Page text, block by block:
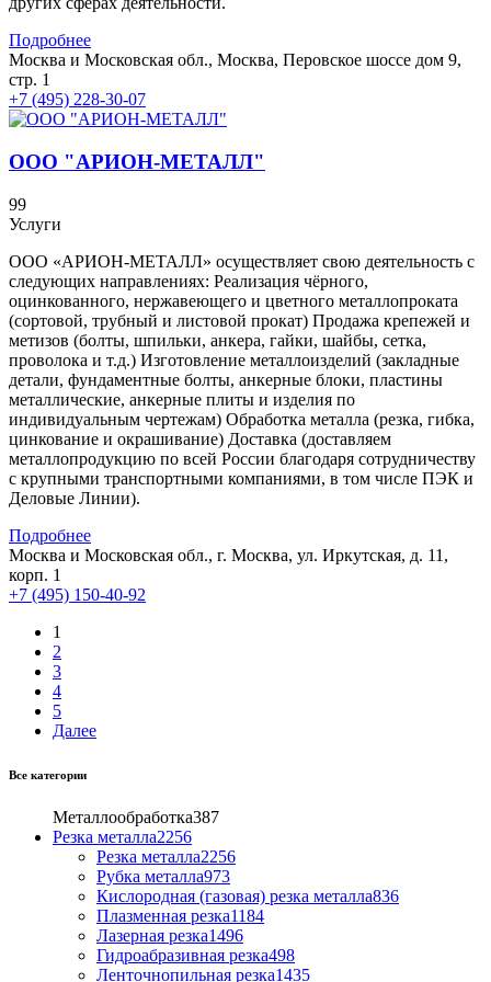
Подробнее
Москва и Московская обл., Москва, Перовское шоссе дом 9,
стр. 1
+7 (495) 228-30-07
ООО "АРИОН-МЕТАЛЛ"
99
Услуги
ООО «АРИОН-МЕТАЛЛ» осуществляет свою деятельность с
следующих направлениях: Реализация чёрного,
оцинкованного, нержавеющего и цветного металлопроката
(сортовой, трубный и листовой прокат) Продажа крепежей и
метизов (болты, шпильки, анкера, гайки, шайбы, сетка,
проволока и т.д.) Изготовление металлоизделий (закладные
детали, фундаментные болты, анкерные блоки, пластины
металлические, анкерные плиты и изделия по
индивидуальным чертежам) Обработка металла (резка, гибка,
цинкование и окрашивание) Доставка (доставляем
металлопродукцию по всей России благодаря сотрудничеству
с крупными транспортными компаниями, в том числе ПЭК и
Деловые Линии).
Подробнее
Москва и Московская обл., г. Москва, ул. Иркутская, д. 11,
корп. 1
+7 (495) 150-40-92
1
2
3
4
5
Далее
Все категории
Металлообработка387
Резка металла2256
Резка металла2256
Рубка металла973
Кислородная (газовая) резка металла836
Плазменная резка1184
Лазерная резка1496
Гидроабразивная резка498
Ленточнопильная резка1435